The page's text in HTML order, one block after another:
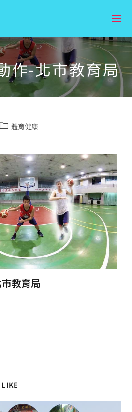
作-北市教育局
體育健康
教育局